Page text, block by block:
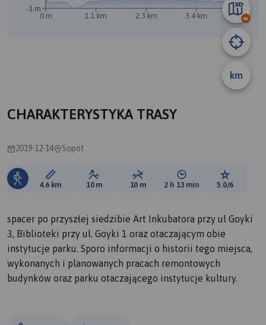
km
0 m 1.1 km 2.3 km 3.4 km 4.6 km
-1 m
CHARAKTERYSTYKA TRASY
2019-12-14 Sopot
Długość trasy:
4.6 km Suma przewyższeń:
10 m Suma spadków:
10 m Średni czas potrzebny
2 h 13 min Ocena
5.0/6
spacer po przyszłej siedzibie Art Inkubatora przy ul Goyki
3, Biblioteki przy ul. Goyki 1 oraz otaczającym obie
instytucje parku. Sporo informacji o historii tego miejsca,
wykonanych i planowanych pracach remontowych
budynków oraz parku otaczającego instytucje kultury.